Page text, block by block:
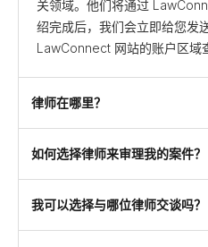
关领域。他们将通过
绍完成后，我们会立即给您发
LawConnect 网站的账户区域
律师在哪里？
如何选择律师来审理我的案件？
我可以选择与哪位律师交谈吗？